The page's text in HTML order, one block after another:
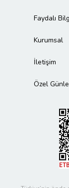
Faydalı
Kurumsal
İletişim
Özel